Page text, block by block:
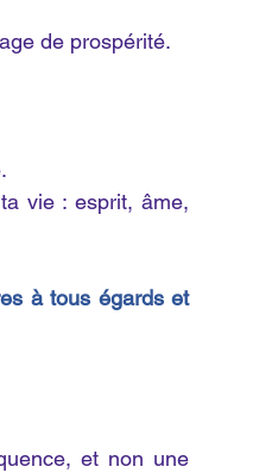
de prospérité.
vie : esprit, âme,
à tous égards et
et non une